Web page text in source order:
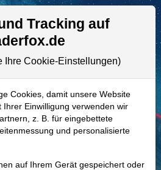
Aktien- und Artikelsuche
–Surgery Partners
Tracking auf
Ihre Cookie-Einstellungen)
Cookies, damit unsere Website
Einwilligung verwenden wir
z. B. für eingebettete
und personalisierte
auf Ihrem Gerät gespeichert oder